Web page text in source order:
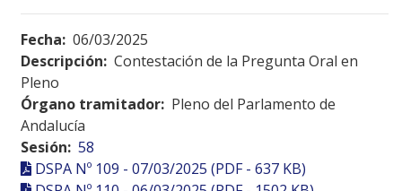
Fecha: 06/03/2025
Descripción: Contestación de la Pregunta Oral en
Pleno
Órgano tramitador: Pleno del Parlamento de
Andalucía
Sesión: 58
DSPA Nº 109 - 07/03/2025 (PDF - 637 KB)